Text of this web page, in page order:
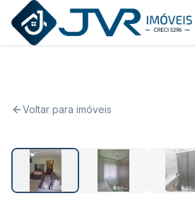
JVR Imóveis
Voltar para imóveis